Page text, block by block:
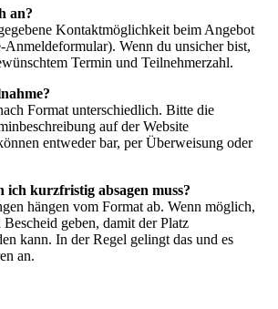
an?
Kontaktmöglichkeit beim Angebot
Wenn du unsicher bist,
Termin und Teilnehmerzahl.
Format unterschiedlich. Bitte die
auf der Website
entweder bar, per Überweisung oder
ich kurzfristig absagen muss?
hängen vom Format ab. Wenn möglich,
geben, damit der Platz
kann. In der Regel gelingt das und es
an.